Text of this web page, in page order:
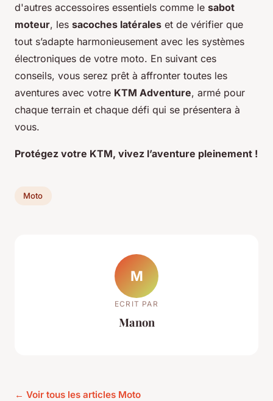
d'autres accessoires essentiels comme le sabot
moteur, les sacoches latérales et de vérifier que
tout s’adapte harmonieusement avec les systèmes
électroniques de votre moto. En suivant ces
conseils, vous serez prêt à affronter toutes les
aventures avec votre KTM Adventure, armé pour
chaque terrain et chaque défi qui se présentera à
vous.
Protégez votre KTM, vivez l’aventure pleinement !
Moto
M
ECRIT PAR
Manon
← Voir tous les articles Moto